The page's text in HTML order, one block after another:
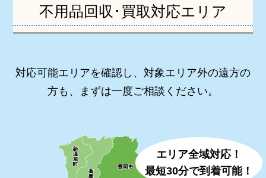
不用品回収･買取対応エリア
対応可能エリアを確認し、対象エリア外の遠方の
方も、まずは一度ご相談ください。
エリア全域対応！
最短30分で到着可能！